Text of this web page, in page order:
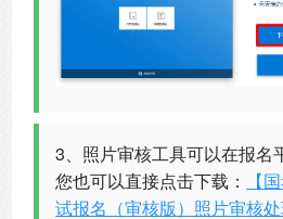
3、照片审核工具可以在报名
您也可以直接点击下载：
【
试报名（审核版）照片审核